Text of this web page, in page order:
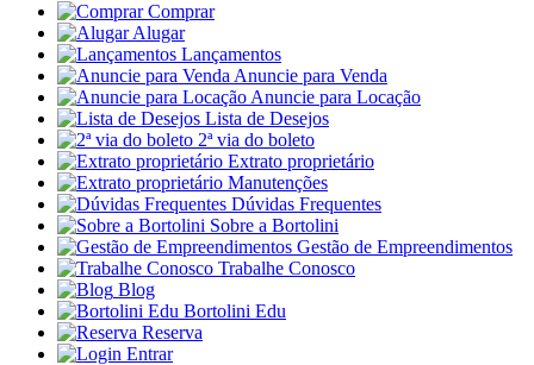
Comprar
Alugar
Lançamentos
Anuncie para Venda
Anuncie para Locação
Lista de Desejos
2ª via do boleto
Extrato proprietário
Manutenções
Dúvidas Frequentes
Sobre a Bortolini
Gestão de Empreendimentos
Trabalhe Conosco
Blog
Bortolini Edu
Reserva
Entrar